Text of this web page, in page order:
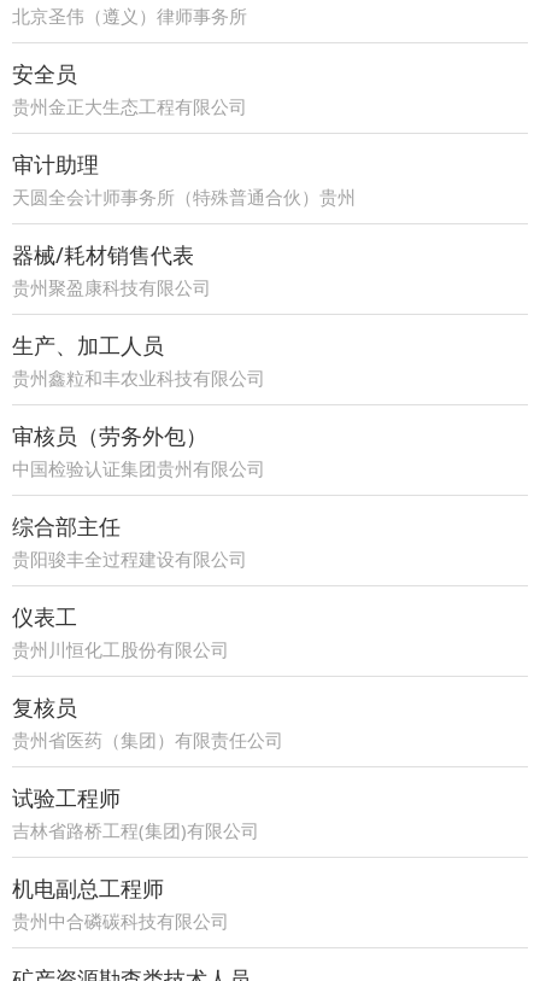
北京圣伟（遵义）律师事务所
安全员
贵州金正大生态工程有限公司
审计助理
天圆全会计师事务所（特殊普通合伙）贵州
分所
器械/耗材销售代表
贵州聚盈康科技有限公司
生产、加工人员
贵州鑫粒和丰农业科技有限公司
审核员（劳务外包）
中国检验认证集团贵州有限公司
综合部主任
贵阳骏丰全过程建设有限公司
仪表工
贵州川恒化工股份有限公司
复核员
贵州省医药（集团）有限责任公司
试验工程师
吉林省路桥工程(集团)有限公司
机电副总工程师
贵州中合磷碳科技有限公司